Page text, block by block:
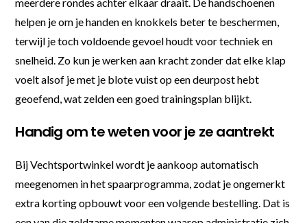
helpen je om je handen en knokkels beter te beschermen,
terwijl je toch voldoende gevoel houdt voor techniek en
snelheid. Zo kun je werken aan kracht zonder dat elke klap
voelt alsof je met je blote vuist op een deurpost hebt
geoefend, wat zelden een goed trainingsplan blijkt.
Handig om te weten voor je ze aantrekt
Bij Vechtsportwinkel wordt je aankoop automatisch
meegenomen in het spaarprogramma, zodat je ongemerkt
extra korting opbouwt voor een volgende bestelling. Dat is